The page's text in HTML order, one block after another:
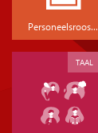
Personeelsrooster
TAAL